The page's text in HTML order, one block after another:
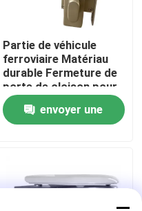
Partie de véhicule
ferroviaire Matériau
durable Fermeture de
porte de cloison pour
métro Train à grande
vitesseenvoyer une